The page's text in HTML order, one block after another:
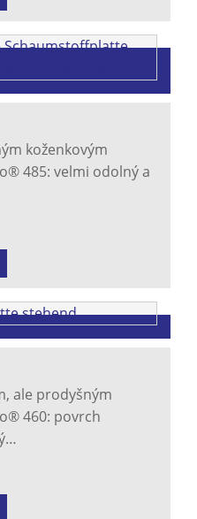
koženkovým
485: velmi odolný a
ale prodyšným
460: povrch